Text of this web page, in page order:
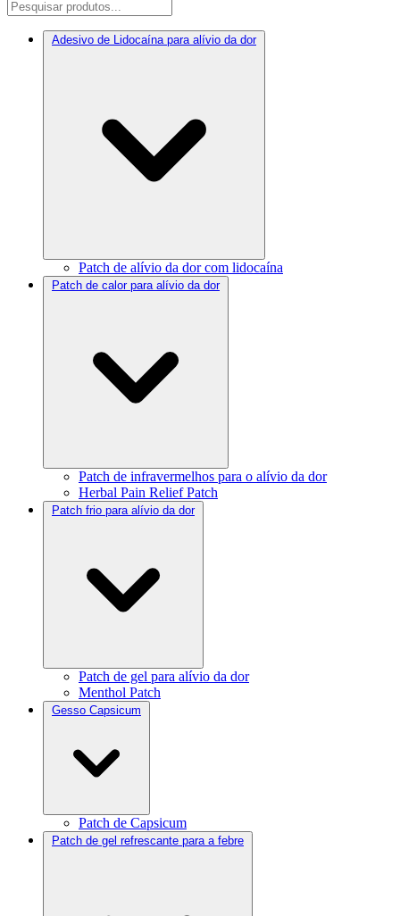
Adesivo de Lidocaína para alívio da dor
Patch de alívio da dor com lidocaína
Patch de calor para alívio da dor
Patch de infravermelhos para o alívio da dor
Herbal Pain Relief Patch
Patch frio para alívio da dor
Patch de gel para alívio da dor
Menthol Patch
Gesso Capsicum
Patch de Capsicum
Patch de gel refrescante para a febre